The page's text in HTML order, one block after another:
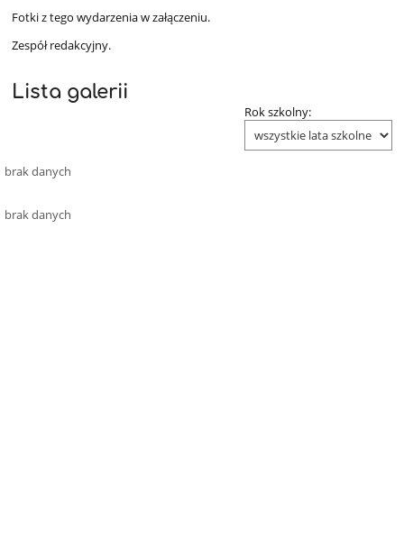
Fotki z tego wydarzenia w załączeniu.
Zespół redakcyjny.
Lista galerii
Rok szkolny:
brak danych
brak danych